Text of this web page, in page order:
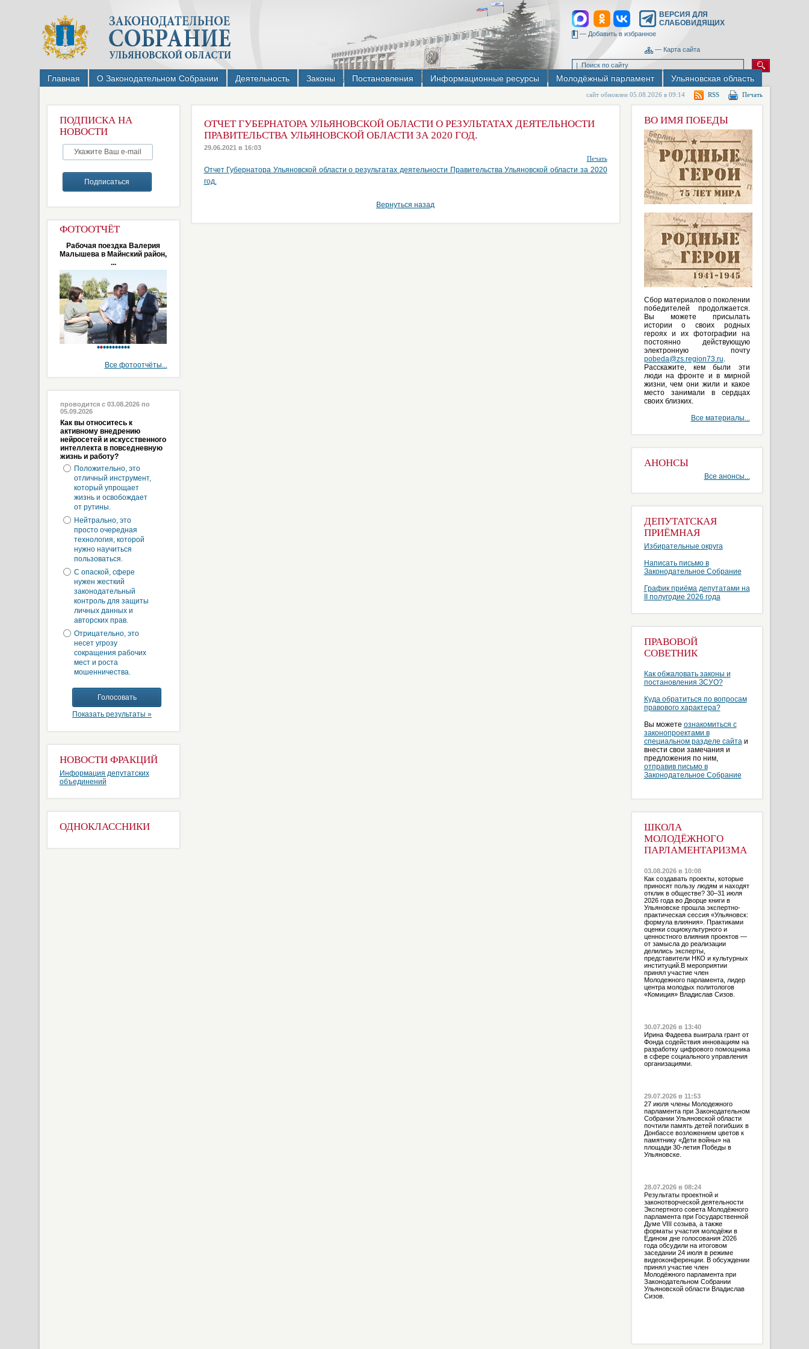
ВЕРСИЯ ДЛЯ
СЛАБОВИДЯЩИХ
— Добавить в избранное
— Карта сайта
Главная О Законодательном Собрании Деятельность Законы Постановления Информационные ресурсы Молодёжный парламент Ульяновская область
сайт обновлен 05.08.2026 в 09:14 RSS Печать
ПОДПИСКА НА
НОВОСТИ
ФОТООТЧЁТ
Рабочая поездка Валерия
Малышева в Майнский район,
...
Все фотоотчёты...
проводится с 03.08.2026 по
05.09.2026
Как вы относитесь к
активному внедрению
нейросетей и искусственного
интеллекта в повседневную
жизнь и работу?
Положительно, это
отличный инструмент,
который упрощает
жизнь и освобождает
от рутины.
Нейтрально, это
просто очередная
технология, которой
нужно научиться
пользоваться.
С опаской, сфере
нужен жесткий
законодательный
контроль для защиты
личных данных и
авторских прав.
Отрицательно, это
несет угрозу
сокращения рабочих
мест и роста
мошенничества.
Показать результаты »
НОВОСТИ ФРАКЦИЙ
Информация депутатских
объединений
ОДНОКЛАССНИКИ
ОТЧЕТ ГУБЕРНАТОРА УЛЬЯНОВСКОЙ ОБЛАСТИ О РЕЗУЛЬТАТАХ ДЕЯТЕЛЬНОСТИ
ПРАВИТЕЛЬСТВА УЛЬЯНОВСКОЙ ОБЛАСТИ ЗА 2020 ГОД.
29.06.2021 в 16:03
Печать
Отчет Губернатора Ульяновской области о результатах деятельности Правительства Ульяновской области за 2020
год.
Вернуться назад
ВО ИМЯ ПОБЕДЫ
Сбор материалов о поколении
победителей продолжается.
Вы можете присылать
истории о своих родных
героях и их фотографии на
постоянно действующую
электронную почту
pobeda@zs.region73.ru.
Расскажите, кем были эти
люди на фронте и в мирной
жизни, чем они жили и какое
место занимали в сердцах
своих близких.
Все материалы...
АНОНСЫ
Все анонсы...
ДЕПУТАТСКАЯ
ПРИЁМНАЯ
Избирательные округа
Написать письмо в
Законодательное Собрание
График приёма депутатами на
II полугодие 2026 года
ПРАВОВОЙ
СОВЕТНИК
Как обжаловать законы и
постановления ЗСУО?
Куда обратиться по вопросам
правового характера?
Вы можете ознакомиться с
законопроектами в
специальном разделе сайтаи
внести свои замечания и
предложения по ним,
отправив письмо в
Законодательное Собрание
ШКОЛА
МОЛОДЁЖНОГО
ПАРЛАМЕНТАРИЗМА
03.08.2026 в 10:08
Как создавать проекты, которые
приносят пользу людям и находят
отклик в обществе? 30–31 июля
2026 года во Дворце книги в
Ульяновске прошла экспертно-
практическая сессия «Ульяновск:
формула влияния». Практиками
оценки социокультурного и
ценностного влияния проектов —
от замысла до реализации
делились эксперты,
представители НКО и культурных
институций.В мероприятии
принял участие член
Молодежного парламента, лидер
центра молодых политологов
«Комиция» Владислав Сизов.
30.07.2026 в 13:40
Ирина Фадеева выиграла грант от
Фонда содействия инновациям на
разработку цифрового помощника
в сфере социального управления
организациями.
29.07.2026 в 11:53
27 июля члены Молодежного
парламента при Законодательном
Собрании Ульяновской области
почтили память детей погибших в
Донбассе возложением цветов к
памятнику «Дети войны» на
площади 30-летия Победы в
Ульяновске.
28.07.2026 в 08:24
Результаты проектной и
законотворческой деятельности
Экспертного совета Молодёжного
парламента при Государственной
Думе VIII созыва, а также
форматы участия молодёжи в
Едином дне голосования 2026
года обсудили на итоговом
заседании 24 июля в режиме
видеоконференции. В обсуждении
принял участие член
Молодёжного парламента при
Законодательном Собрании
Ульяновской области Владислав
Сизов.